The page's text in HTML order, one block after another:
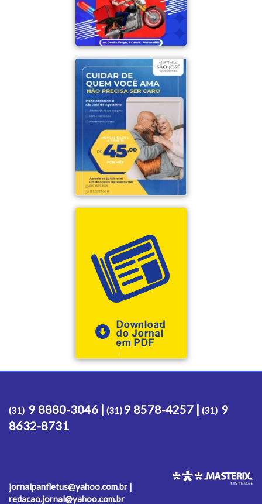
(31) 9 8880-3046 | (31) 9 8578-4257 | (31) 9
8632-8731
jornalpanfletus@yahoo.com.br |
redacao.jornal@yahoo.com.br